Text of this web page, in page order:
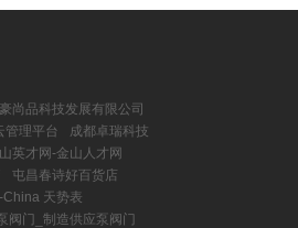
尚品科技发展有限公司
管理平台
成都卓瑞科技
英才网-金山人才网
屯昌春诗好百货店
天势表
阀门_制造供应泵阀门